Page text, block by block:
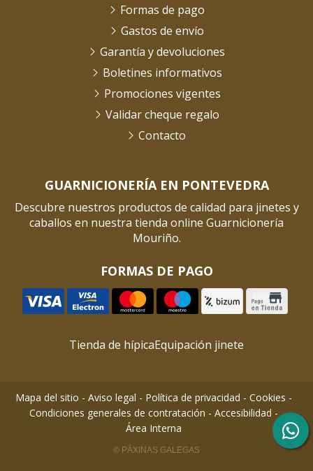
GUARNICIONERÍA EN PONTEVEDRA
Descubre nuestros productos de calidad para jinetes y
caballos en nuestra tienda online Guarnicionería
Mouriño.
FORMAS DE PAGO
Formas de pago
Gastos de envío
Garantía y devoluciones
Boletines informativos
Promociones vigentes
Validar cheque regalo
Contacto
Tienda de hípicaEquipación jinete
Mapa del sitio - Aviso legal - Política de privacidad - Cookies -
Condiciones generales de contratación - Accesibilidad -
Área Interna
© PÁXINAS GALEGAS